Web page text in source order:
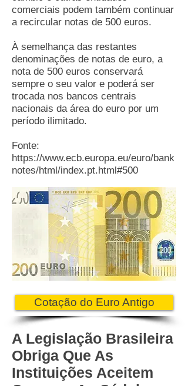
comerciais podem também continuar
a recircular notas de 500 euros.
À semelhança das restantes
denominações de notas de euro, a
nota de 500 euros conservará
sempre o seu valor e poderá ser
trocada nos bancos centrais
nacionais da área do euro por um
período ilimitado.
Fonte:
https://www.ecb.europa.eu/euro/bank
notes/html/index.pt.html#500
Cotação do Euro Antigo
A Legislação Brasileira
Obriga Que As
Instituições Aceitem